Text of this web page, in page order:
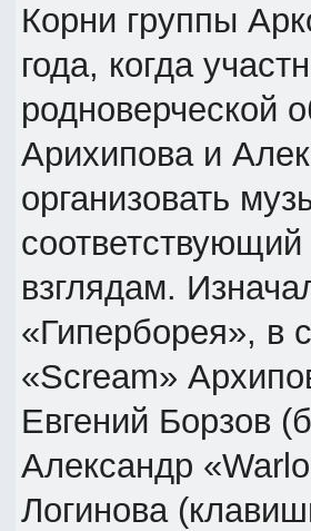
Корни группы
года, когда
родноверческой
Арихипова и
организовать
взглядам.
«Гиперборея», в
«Scream»
Евгений Борзов
Александр
Логинова